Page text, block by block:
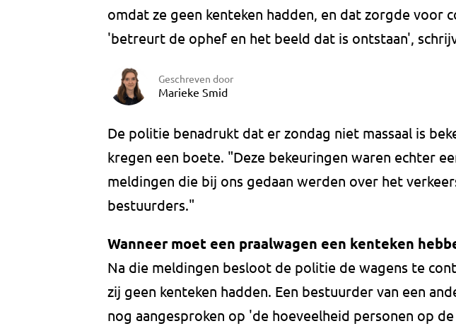
omdat ze geen kenteken hadden, en dat zorgde voor
'betreurt de ophef en het beeld dat is ontstaan',
Geschreven door
Marieke Smid
De politie benadrukt dat er zondag niet massaal is
kregen een boete. "Deze bekeuringen waren echter
meldingen die bij ons gedaan werden over het
bestuurders."
Wanneer moet een praalwagen een kenteken
Na die meldingen besloot de politie de wagens te
zij geen kenteken hadden. Een bestuurder van een
nog aangesproken op 'de hoeveelheid personen op